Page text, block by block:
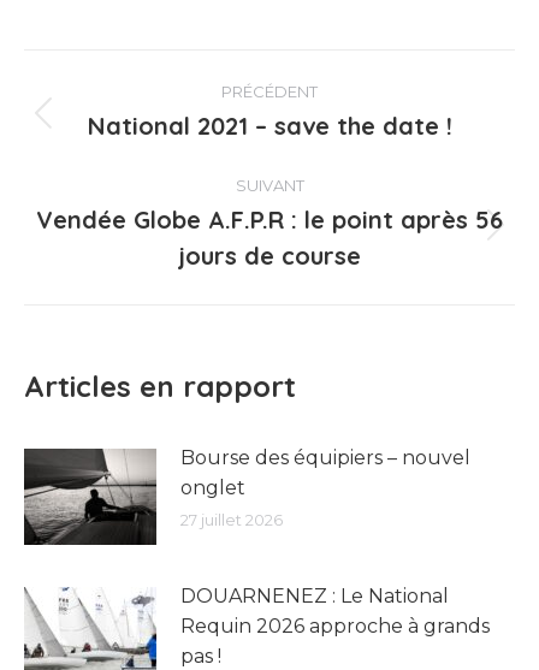
Navigation
article
PRÉCÉDENT
Article
:
National 2021 – save the date !
SUIVANT
suivant
Vendée Globe A.F.P.R : le point après 56
jours de course
Articles en rapport
Bourse des équipiers – nouvel
onglet
27 juillet 2026
DOUARNENEZ : Le National
Requin 2026 approche à grands
pas !